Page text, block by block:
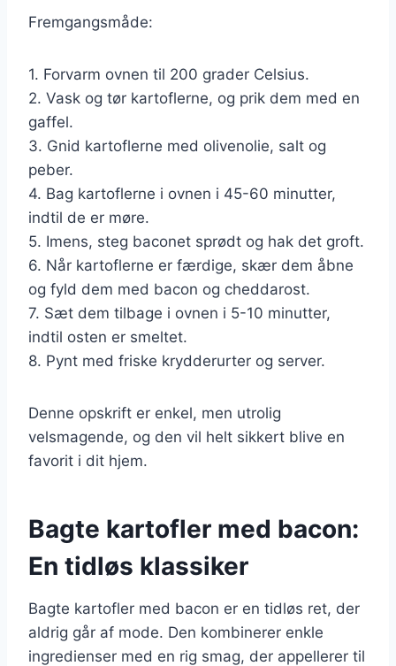
Fremgangsmåde:
1. Forvarm ovnen til 200 grader Celsius.
2. Vask og tør kartoflerne, og prik dem med en
gaffel.
3. Gnid kartoflerne med olivenolie, salt og
peber.
4. Bag kartoflerne i ovnen i 45-60 minutter,
indtil de er møre.
5. Imens, steg baconet sprødt og hak det groft.
6. Når kartoflerne er færdige, skær dem åbne
og fyld dem med bacon og cheddarost.
7. Sæt dem tilbage i ovnen i 5-10 minutter,
indtil osten er smeltet.
8. Pynt med friske krydderurter og server.
Denne opskrift er enkel, men utrolig
velsmagende, og den vil helt sikkert blive en
favorit i dit hjem.
Bagte kartofler med bacon:
En tidløs klassiker
Bagte kartofler med bacon er en tidløs ret, der
aldrig går af mode. Den kombinerer enkle
ingredienser med en rig smag, der appellerer til